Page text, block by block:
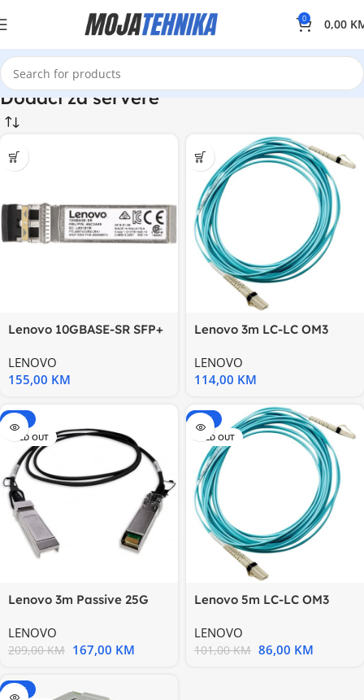
0 0,00
Dodaci za servere
Lenovo 10GBASE-SR SFP+
LENOVO
155,00 KM
Lenovo 3m LC-LC OM3
LENOVO
114,00 KM
-20%
SOLD OUT
Lenovo 3m Passive 25G
LENOVO
209,00KM 167,00 KM
-15%
SOLD OUT
Lenovo 5m LC-LC OM3
LENOVO
101,00KM 86,00 KM
-15%